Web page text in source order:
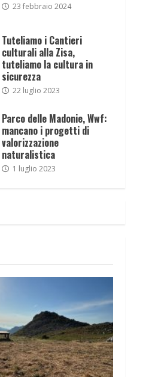
23 febbraio 2024
Tuteliamo i Cantieri
culturali alla Zisa,
tuteliamo la cultura in
sicurezza
22 luglio 2023
Parco delle Madonie, Wwf:
mancano i progetti di
valorizzazione
naturalistica
1 luglio 2023